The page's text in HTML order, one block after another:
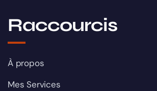
Raccourcis
À propos
Mes Services